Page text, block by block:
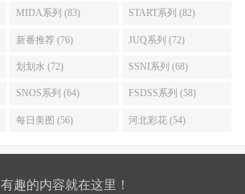
MIDA系列 (83) START系列 (82)
新番推荐 (76) JUQ系列 (72)
划划水 (72) SSNI系列 (68)
SNOS系列 (64) FSDSS系列 (58)
每日美图 (56) 河北彩花 (54)
有趣的内容就在这里！